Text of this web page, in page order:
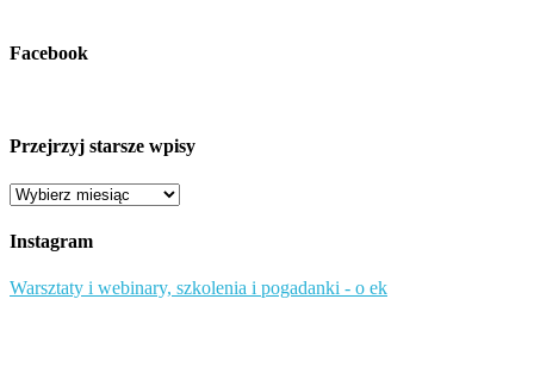
Facebook
Przejrzyj starsze wpisy
Przejrzyj
wpisy
Instagram
Warsztaty i webinary, szkolenia i pogadanki - o ek